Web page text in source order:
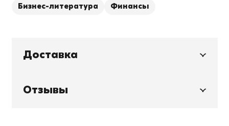
Бизнес-литература Финансы
Доставка
Отзывы